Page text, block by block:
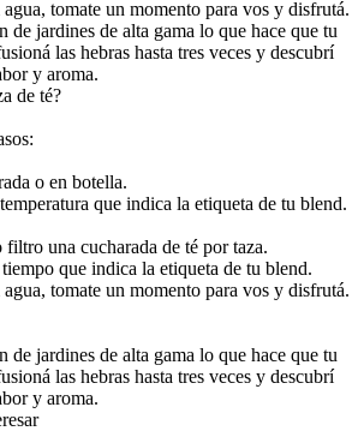
agua, tomate un momento para vos y disfrutá.
de jardines de alta gama lo que hace que tu
las hebras hasta tres veces y descubrí
y aroma.
de té?
o en botella.
que indica la etiqueta de tu blend.
filtro una cucharada de té por taza.
que indica la etiqueta de tu blend.
agua, tomate un momento para vos y disfrutá.
de jardines de alta gama lo que hace que tu
las hebras hasta tres veces y descubrí
y aroma.